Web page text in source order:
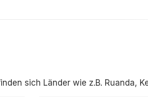
sich Länder wie z.B. Ruanda,